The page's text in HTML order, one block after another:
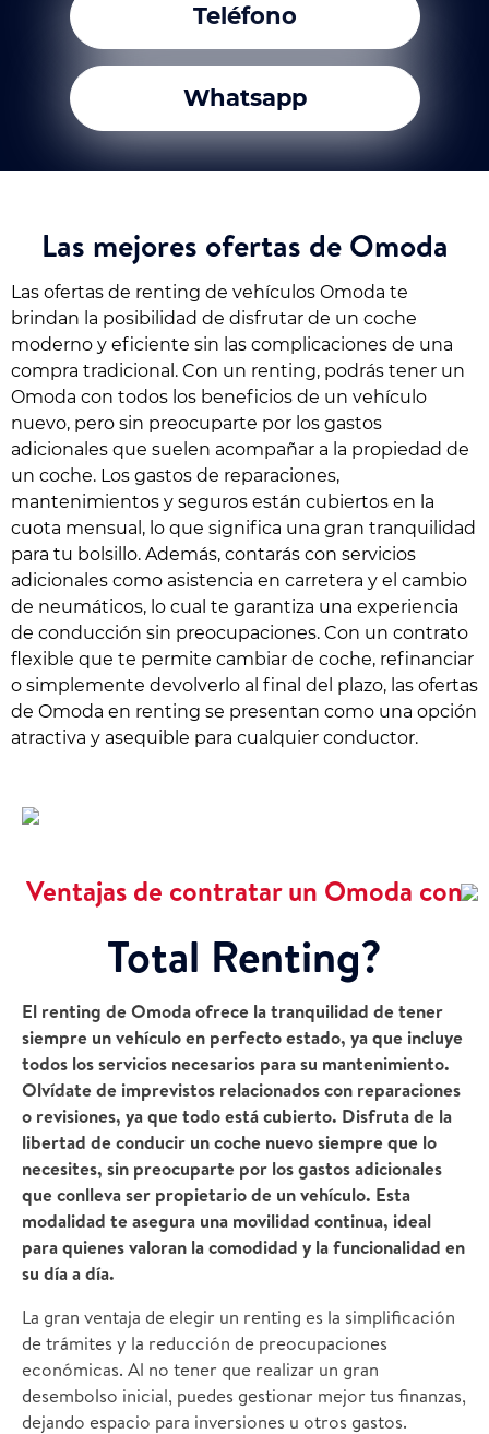
Teléfono
Whatsapp
Las mejores ofertas de Omoda
Las ofertas de renting de vehículos Omoda te
brindan la posibilidad de disfrutar de un coche
moderno y eficiente sin las complicaciones de una
compra tradicional. Con un renting, podrás tener un
Omoda con todos los beneficios de un vehículo
nuevo, pero sin preocuparte por los gastos
adicionales que suelen acompañar a la propiedad de
un coche. Los gastos de reparaciones,
mantenimientos y seguros están cubiertos en la
cuota mensual, lo que significa una gran tranquilidad
para tu bolsillo. Además, contarás con servicios
adicionales como asistencia en carretera y el cambio
de neumáticos, lo cual te garantiza una experiencia
de conducción sin preocupaciones. Con un contrato
flexible que te permite cambiar de coche, refinanciar
o simplemente devolverlo al final del plazo, las ofertas
de Omoda en renting se presentan como una opción
atractiva y asequible para cualquier conductor.
Ventajas de contratar un Omoda con
Total Renting?
El renting de Omoda ofrece la tranquilidad de tener
siempre un vehículo en perfecto estado, ya que incluye
todos los servicios necesarios para su mantenimiento.
Olvídate de imprevistos relacionados con reparaciones
o revisiones, ya que todo está cubierto. Disfruta de la
libertad de conducir un coche nuevo siempre que lo
necesites, sin preocuparte por los gastos adicionales
que conlleva ser propietario de un vehículo. Esta
modalidad te asegura una movilidad continua, ideal
para quienes valoran la comodidad y la funcionalidad en
su día a día.
La gran ventaja de elegir un renting es la simplificación
de trámites y la reducción de preocupaciones
económicas. Al no tener que realizar un gran
desembolso inicial, puedes gestionar mejor tus finanzas,
dejando espacio para inversiones u otros gastos.